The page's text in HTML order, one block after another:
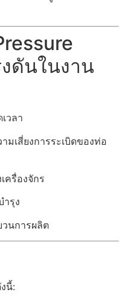
ดันในงาน
วลา
เสี่ยงการระเบิดของท่อ
ครื่องจักร
รุง
นการผลิต
นี้: